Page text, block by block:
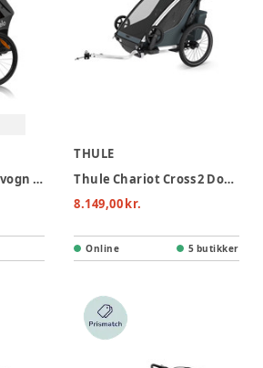
Lionelo Cama Multivogn - Grey Graphite
THULE
Thule Chariot Cross 2 Double Cykelvogn - Dark Slate
8.149,00 kr.
Online 5 butikker